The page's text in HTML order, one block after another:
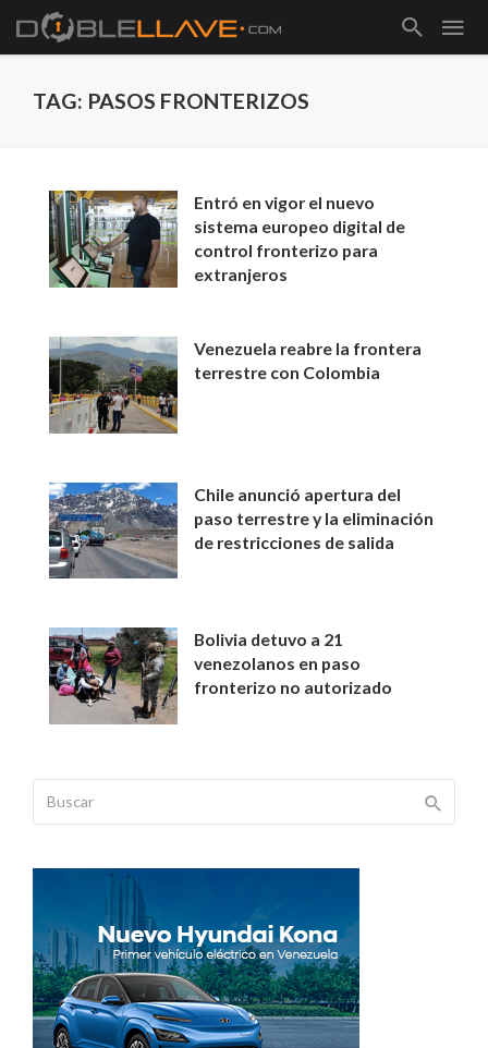
TAG: PASOS FRONTERIZOS
Entró en vigor el nuevo
sistema europeo digital de
control fronterizo para
extranjeros
Venezuela reabre la frontera
terrestre con Colombia
Chile anunció apertura del
paso terrestre y la eliminación
de restricciones de salida
Bolivia detuvo a 21
venezolanos en paso
fronterizo no autorizado